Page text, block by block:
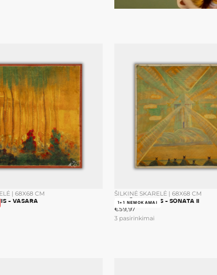
| 68X68 CM
- VASARA
ŠILKINĖ SKARELĖ | 68X68 CM
M.K. ČIURLIONIS - SONATA II
1+1 NEMOKAMAI
€59,97
ĮPRASTA
KAINA
€59,97
3 pasirinkimai
Greitas